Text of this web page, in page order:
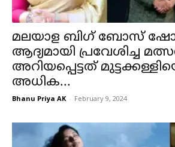
മലയാള ബിഗ് ബോസ്
ആദ്യമായി പ്രവേശിച്ച
അറിയപ്പെട്ടത്
അധിക...
Bhanu Priya AK - February 9, 2024